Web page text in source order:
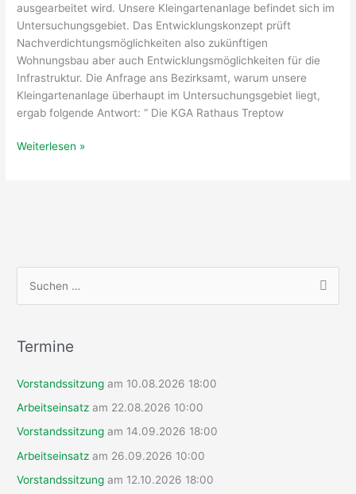
ausgearbeitet wird. Unsere Kleingartenanlage befindet sich im
Untersuchungsgebiet. Das Entwicklungskonzept prüft
Nachverdichtungsmöglichkeiten also zukünftigen
Wohnungsbau aber auch Entwicklungsmöglichkeiten für die
Infrastruktur. Die Anfrage ans Bezirksamt, warum unsere
Kleingartenanlage überhaupt im Untersuchungsgebiet liegt,
ergab folgende Antwort: “ Die KGA Rathaus Treptow
Innenentwicklungskonzept
Weiterlesen »
h
n
n
a
Termine
Vorstandssitzung am 10.08.2026 18:00
Arbeitseinsatz am 22.08.2026 10:00
Vorstandssitzung am 14.09.2026 18:00
Arbeitseinsatz am 26.09.2026 10:00
Vorstandssitzung am 12.10.2026 18:00